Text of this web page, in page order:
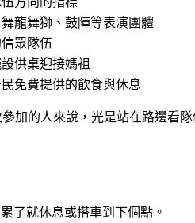
龍舞獅、鼓陣等表演團體
眾隊伍
供桌迎接媽祖
免費提供的飲食與休息
加的人來說，光是站在路邊看
了就休息或搭車到下個點。